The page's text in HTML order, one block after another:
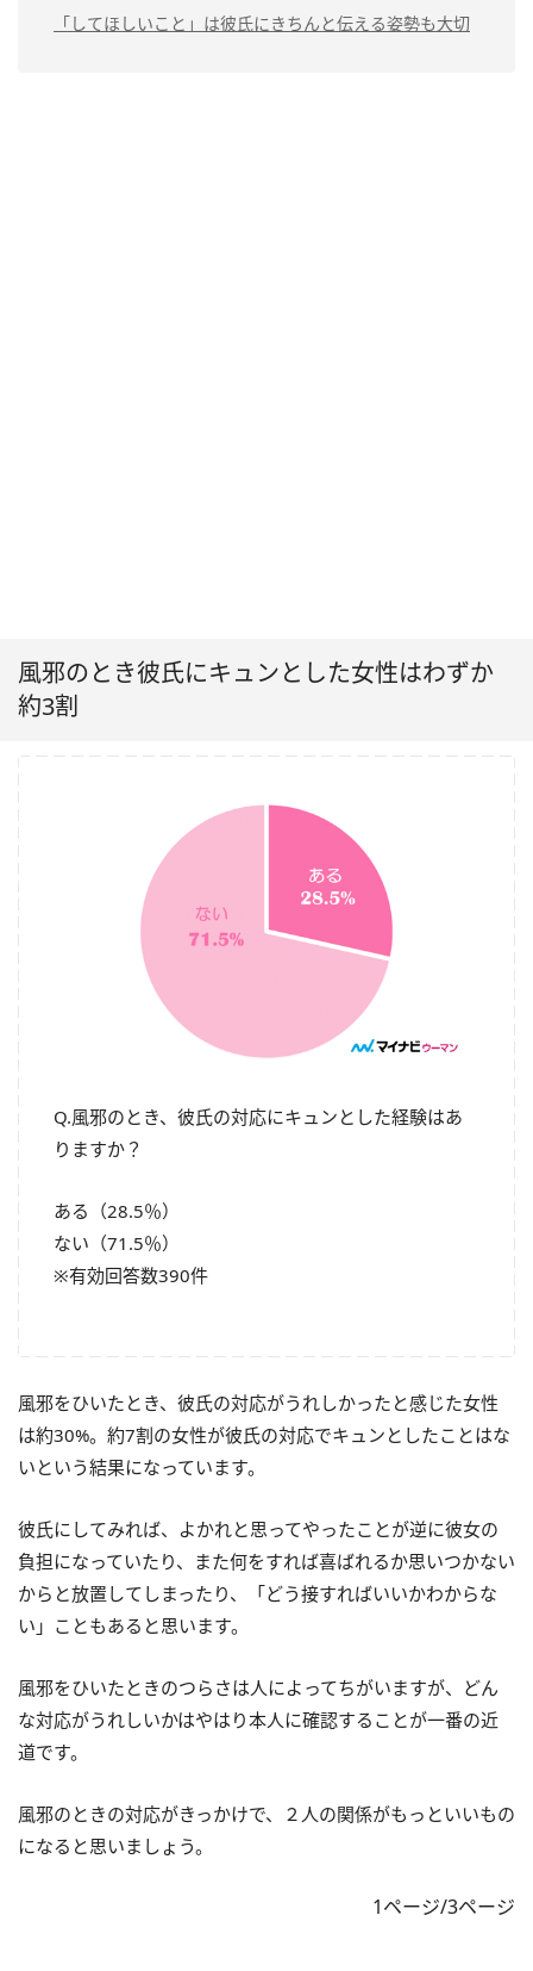
「してほしいこと」は彼氏にきちんと伝える姿勢も大切
風邪のとき彼氏にキュンとした女性はわずか
約3割
Q.風邪のとき、彼氏の対応にキュンとした経験はあ
りますか？
ある（28.5％）
ない（71.5％）
※有効回答数390件
風邪をひいたとき、彼氏の対応がうれしかったと感じた女性
は約30%。約7割の女性が彼氏の対応でキュンとしたことはな
いという結果になっています。
彼氏にしてみれば、よかれと思ってやったことが逆に彼女の
負担になっていたり、また何をすれば喜ばれるか思いつかない
からと放置してしまったり、「どう接すればいいかわからな
い」こともあると思います。
風邪をひいたときのつらさは人によってちがいますが、どん
な対応がうれしいかはやはり本人に確認することが一番の近
道です。
風邪のときの対応がきっかけで、２人の関係がもっといいもの
になると思いましょう。
1ページ/3ページ